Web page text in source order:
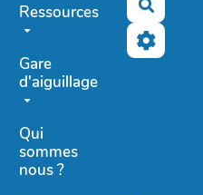
Ressources
Gare
d'aiguillage
Qui
sommes
nous ?